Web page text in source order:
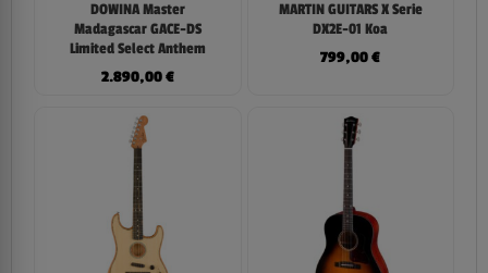
DOWINA Master
Madagascar GACE-DS
Limited Select Anthem
2.890,00€
MARTIN GUITARS X Serie
DX2E-01 Koa
799,00€